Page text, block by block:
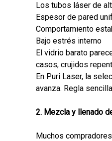
Los tubos láser de
Espesor de pared
Comportamiento
Bajo estrés interno
El vidrio barato
casos, crujidos
En Puri Laser, la
avanza. Regla
2. Mezcla y llenado
Muchos